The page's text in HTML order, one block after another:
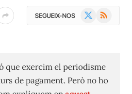
SEGUEIX-NOS RSS
que exercim el periodisme
de pagament. Però no ho